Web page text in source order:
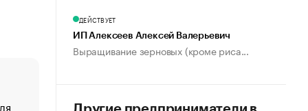
«От спорта тело стареет иначе». Как живет глава
ДЕЙСТВУЕТ
ИП Алексеев Алексей Валерьевич
Выращивание зерновых (кроме риса...